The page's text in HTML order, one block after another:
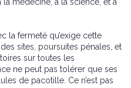
la médecine, à la science, et à
la fermeté qu’exige cette
sites, poursuites pénales, et
sur toutes les
ne peut pas tolérer que ses
de pacotille. Ce n’est pas